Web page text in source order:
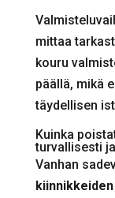
mittaa
kouru
päällä, mikä
täydellisen
Kuinka
turvallisesti
Vanhan